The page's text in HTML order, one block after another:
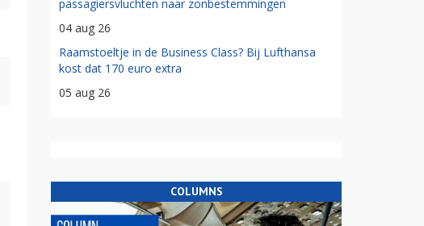
passagiersvluchten naar zonbestemmingen
04 aug 26
Raamstoeltje in de Business Class? Bij Lufthansa
kost dat 170 euro extra
05 aug 26
COLUMNS